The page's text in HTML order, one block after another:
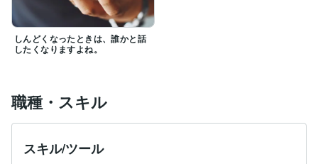
しんどくなったときは、誰かと話
したくなりますよね。
職種・スキル
スキル/ツール